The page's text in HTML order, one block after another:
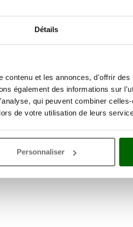
Détails
contenu et les annonces, d'offrir
également des informations sur
qui peuvent combiner
de votre utilisation de leurs
Personnaliser
10.6 Kg
Carton d'origine
90x31x38